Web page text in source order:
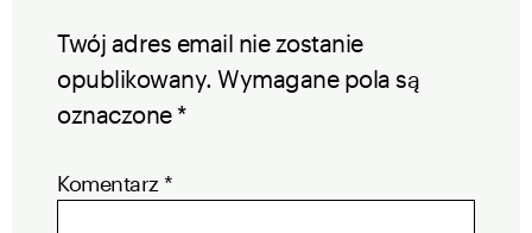
Twój adres email nie zostanie
opublikowany. Wymagane pola są
oznaczone *
Komentarz *